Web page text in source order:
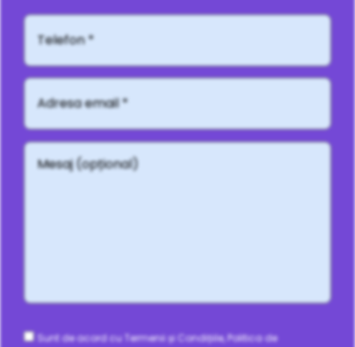
Mesaj
(opțional)
Telefon*
Adresă
email
Consent
Sunt de acord cu Termenii și Condițiile, Politica de